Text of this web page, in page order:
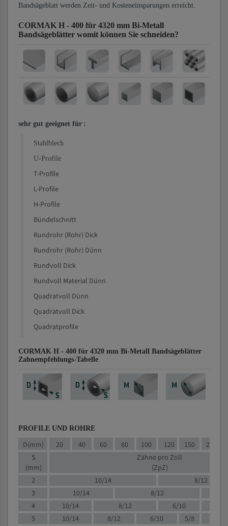
Bandsägeblatt werden Zeit- und Kosteneinsparungen erreicht.
CORMAK H - 400 für 4320 mm Bi-Metall
Bandsägeblätter womit können Sie schneiden?
sehr gut geeignet für :
Stahlblech
U-Profile
T-Profile
L-Profile
H-Profile
Bündelschnitt
Rundrohr (Rohr) Dick
Rundrohr (Rohr) Dünn
Rundvoll Dick
Rundvoll Material Dünn
Quadratvoll Dünn
Quadratvoll Dick
Quadratprofile
CORMAK H - 400 für 4320 mm Bi-Metall Bandsägeblätter
Zahnempfehlungs-Tabelle
PROFILE UND ROHRE
D(mm) 20 40 60 80 100 120 150 200
S
(mm)
Zähne pro Zoll
(ZpZ)
2
10/14
8/12
3
10/14 8/12
4
10/14 8/12 6/10
5
10/14 8/12 6/10
5/8